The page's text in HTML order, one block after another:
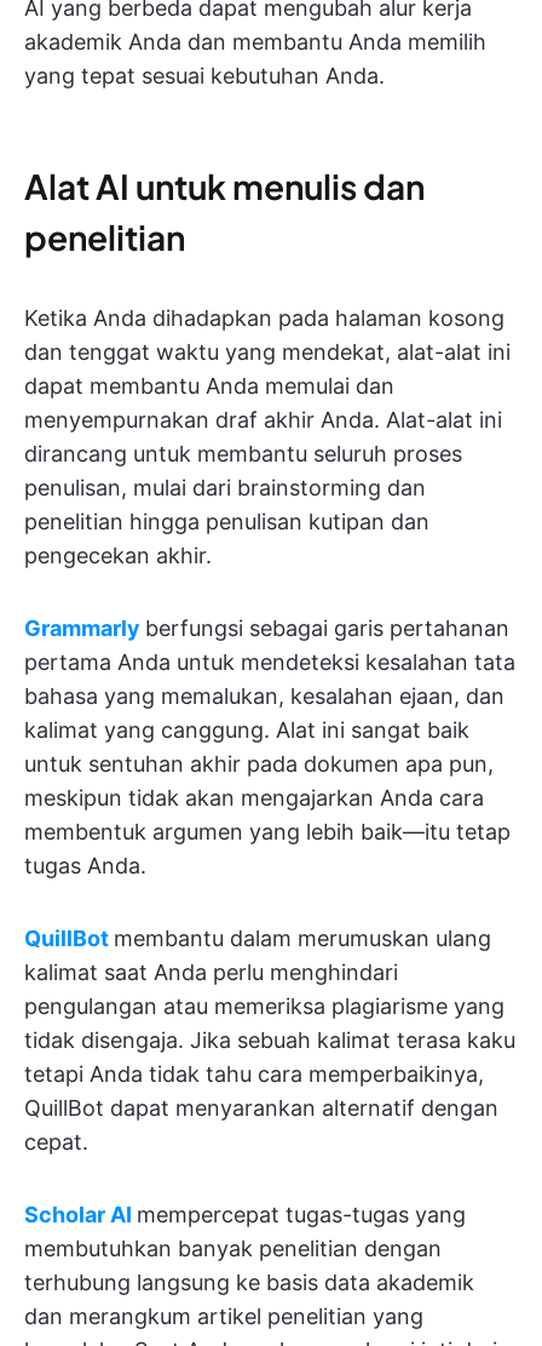
AI yang berbeda dapat mengubah alur kerja
akademik Anda dan membantu Anda memilih
yang tepat sesuai kebutuhan Anda.
Alat AI untuk menulis dan
penelitian
Ketika Anda dihadapkan pada halaman kosong
dan tenggat waktu yang mendekat, alat-alat ini
dapat membantu Anda memulai dan
menyempurnakan draf akhir Anda. Alat-alat ini
dirancang untuk membantu seluruh proses
penulisan, mulai dari brainstorming dan
penelitian hingga penulisan kutipan dan
pengecekan akhir.
Grammarly berfungsi sebagai garis pertahanan
pertama Anda untuk mendeteksi kesalahan tata
bahasa yang memalukan, kesalahan ejaan, dan
kalimat yang canggung. Alat ini sangat baik
untuk sentuhan akhir pada dokumen apa pun,
meskipun tidak akan mengajarkan Anda cara
membentuk argumen yang lebih baik—itu tetap
tugas Anda.
QuillBot membantu dalam merumuskan ulang
kalimat saat Anda perlu menghindari
pengulangan atau memeriksa plagiarisme yang
tidak disengaja. Jika sebuah kalimat terasa kaku
tetapi Anda tidak tahu cara memperbaikinya,
QuillBot dapat menyarankan alternatif dengan
cepat.
Scholar AI mempercepat tugas-tugas yang
membutuhkan banyak penelitian dengan
terhubung langsung ke basis data akademik
dan merangkum artikel penelitian yang